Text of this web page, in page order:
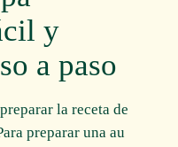
y
a paso
la receta de
preparar una au